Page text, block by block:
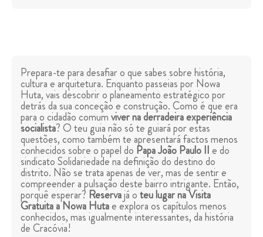
Prepara-te para desafiar o que sabes sobre história,
cultura e arquitetura. Enquanto passeias por Nowa
Huta, vais descobrir o planeamento estratégico por
detrás da sua conceção e construção. Como é que era
para o cidadão comumviver na derradeira experiência
socialista? O teu guia não só te guiará por estas
questões, como também te apresentará factos menos
conhecidos sobre o papel do Papa João Paulo II e do
sindicato Solidariedade na definição do destino do
distrito. Não se trata apenas de ver, mas de sentir e
compreender a pulsação deste bairro intrigante. Então,
porquê esperar? Reservajá oteu lugar na Visita
Gratuita a Nowa Hutae explora os capítulos menos
conhecidos, mas igualmente interessantes, da história
de Cracóvia!